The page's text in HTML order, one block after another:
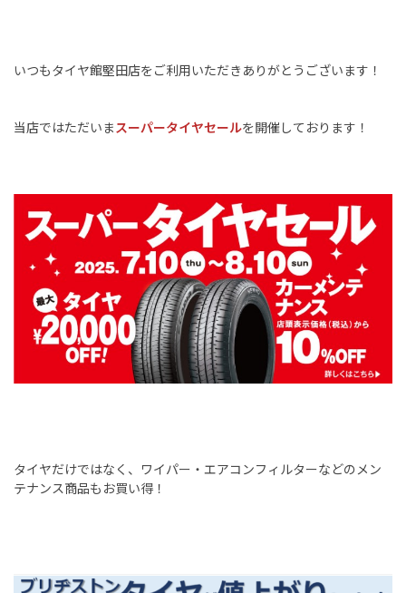
いつもタイヤ館堅田店をご利用いただきありがとうございます！
当店ではただいまスーパータイヤセールを開催しております！
タイヤだけではなく、ワイパー・エアコンフィルターなどのメン
テナンス商品もお買い得！